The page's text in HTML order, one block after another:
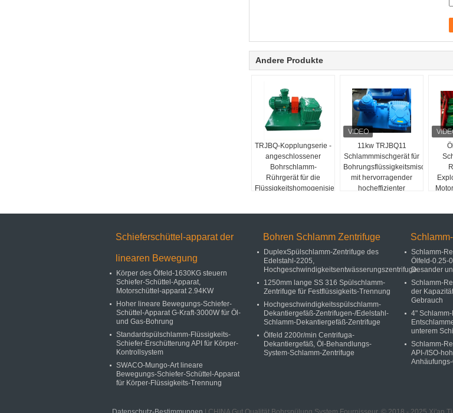
Andere Produkte
TRJBQ-Kopplungserie -
angeschlossener
Bohrschlamm-
Rührgerät für die
Flüssigkeitshomogenisierung
11kw TRJBQ11
Schlammmischgerät für
Bohrungsflüssigkeitsmischsystem
mit hervorragender
hocheffizienter
Schieferschüttel-apparat der
linearen Bewegung
Körper des Ölfeld-1630KG steuern
Schiefer-Schüttel-Apparat,
Motorschüttel-apparat 2.94KW
Hoher lineare Bewegungs-Schiefer-
Schüttel-Apparat G-Kraft-3000W für Öl-
und Gas-Bohrung
Standardspülschlamm-Flüssigkeits-
Schiefer-Erschütterung API für Körper-
Kontrollsystem
SWACO-Mungo-Art lineare
Bewegungs-Schiefer-Schüttel-Apparat
für Körper-Flüssigkeits-Trennung
Bohren Schlamm Zentrifuge
DuplexSpülschlamm-Zentrifuge des
Edelstahl-2205,
Hochgeschwindigkeitsentwässerungszentrifuge
1250mm lange SS 316 Spülschlamm-
Zentrifuge für Festflüssigkeits-Trennung
Hochgeschwindigkeitsspülschlamm-
Dekantiergefäß-Zentrifugen-/Edelstahl-
Schlamm-Dekantiergefäß-Zentrifuge
Ölfeld 2200r/min Centrifuga-
Dekantiergefäß, Öl-Behandlungs-
System-Schlamm-Zentrifuge
Schlamm-
Ölfeld-0.25-
Desander
Schlamm-
der
Gebrauch
4"
unterem
Schlamm-
API-/ISO-